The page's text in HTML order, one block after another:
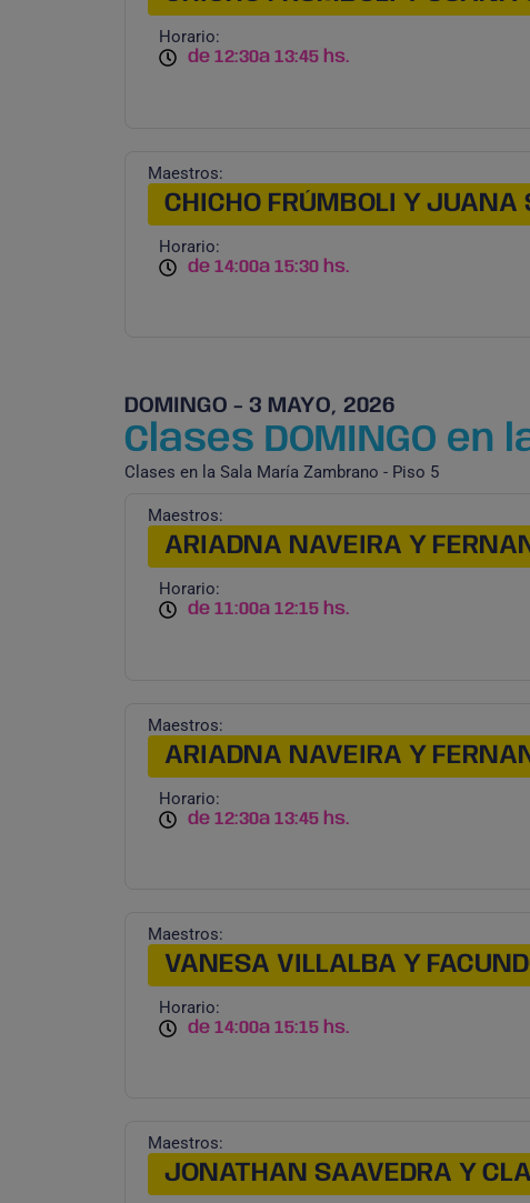
Horario:
de 12:30a 13:45 hs.
Maestros:
CHICHO FRÚMBOLI Y JUANA
Horario:
de 14:00a 15:30 hs.
DOMINGO - 3 MAYO, 2026
Clases DOMINGO
Clases en la Sala María Zambrano - Piso 5
Maestros:
ARIADNA NAVEIRA Y
Horario:
de 11:00a 12:15 hs.
Maestros:
ARIADNA NAVEIRA Y
Horario:
de 12:30a 13:45 hs.
Maestros:
VANESA VILLALBA Y
Horario:
de 14:00a 15:15 hs.
Maestros:
JONATHAN SAAVEDRA Y